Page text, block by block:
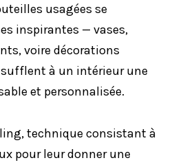
usagées se
inspirantes — vases,
voire décorations
à un intérieur une
et personnalisée.
technique consistant à
pour leur donner une